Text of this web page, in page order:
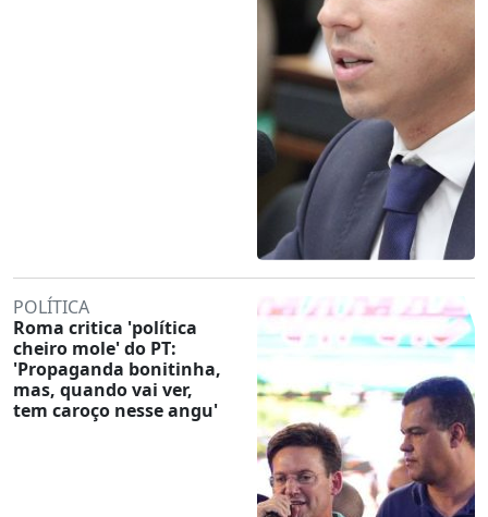
POLÍTICA
Roma critica 'política
cheiro mole' do PT:
'Propaganda bonitinha,
mas, quando vai ver,
tem caroço nesse angu'